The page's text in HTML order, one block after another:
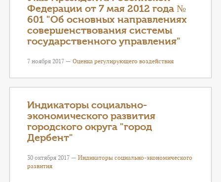
Федерации от 7 мая 2012 года №
601 "Об основных направлениях
совершенствования системы
государственного управления"
7 ноября 2017 — Оценка регулирующего воздействия
Индикаторы социально-
экономического развития
городского округа "город
Дербент"
30 октября 2017 — Индикаторы социально-экономического
развития